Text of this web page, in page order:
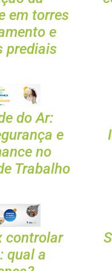
em torres
e
prediais
do Ar:
e
no
Trabalho
controlar
qual a